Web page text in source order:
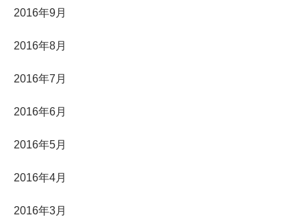
2016年9月
2016年8月
2016年7月
2016年6月
2016年5月
2016年4月
2016年3月